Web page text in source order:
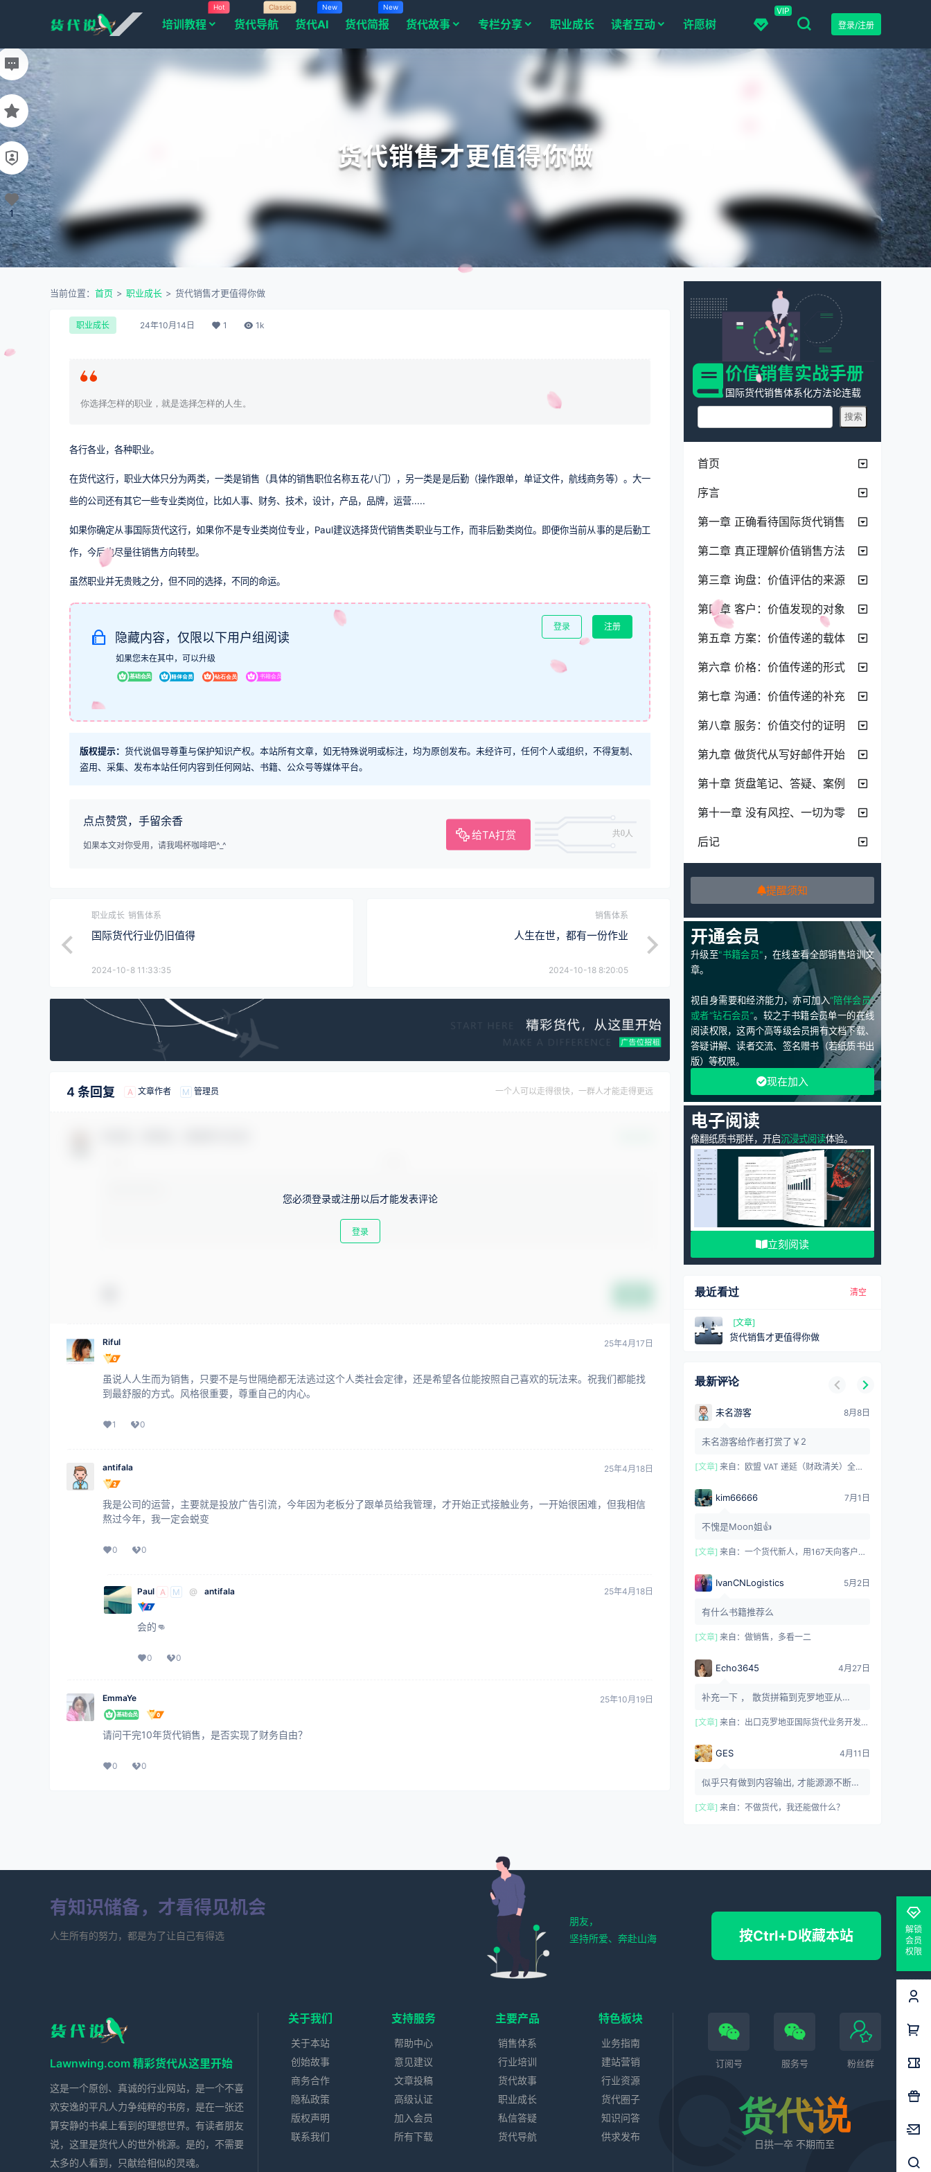
VIP
登录/注册
培训教程
Hot
货代导航
Classic
货代AI
New
货代简报
New
货代故事 专栏分享 职业成长 读者互动 许愿树
货代销售才更值得你做
当前位置： 首页 > 职业成长 > 货代销售才更值得你做
职业成长 24年10月14日 1 1k
你选择怎样的职业，就是选择怎样的人生。
各行各业，各种职业。
在货代这行，职业大体只分为两类，一类是销售（具体的销售职位名称五花八门），另一类是是后勤（操作跟单，单证文件，航线商务等）。大一
些的公司还有其它一些专业类岗位，比如人事、财务、技术，设计，产品，品牌，运营.....
如果你确定从事国际货代这行，如果你不是专业类岗位专业，Paul建议选择货代销售类职业与工作，而非后勤类岗位。即便你当前从事的是后勤工
作，今后也尽量往销售方向转型。
虽然职业并无贵贱之分，但不同的选择，不同的命运。
隐藏内容，仅限以下用户组阅读
如果您未在其中，可以升级
登录 注册
版权提示： 货代说倡导尊重与保护知识产权。本站所有文章，如无特殊说明或标注，均为原创发布。未经许可，任何个人或组织，不得复制、
盗用、采集、发布本站任何内容到任何网站、书籍、公众号等媒体平台。
点点赞赏，手留余香
给TA打赏 共0人
如果本文对你受用，请我喝杯咖啡吧^_^
1
职业成长 销售体系
国际货代行业仍旧值得
2024-10-8 11:33:35
销售体系
人生在世，都有一份作业
2024-10-18 8:20:05
4 条回复 A 文章作者 M 管理员 一个人可以走得很快，一群人才能走得更远
您必须登录或注册以后才能发表评论
登录
Riful 25年4月17日
虽说人人生而为销售，只要不是与世隔绝都无法逃过这个人类社会定律，还是希望各位能按照自己喜欢的玩法来。祝我们都能找
到最舒服的方式。风格很重要，尊重自己的内心。
1 0
antifala 25年4月18日
我是公司的运营，主要就是投放广告引流，今年因为老板分了跟单员给我管理，才开始正式接触业务，一开始很困难，但我相信
熬过今年，我一定会蜕变
0 0
Paul A M @ antifala 25年4月18日
会的👊
0 0
EmmaYe 25年10月19日
请问干完10年货代销售，是否实现了财务自由？
0 0
价值销售实战手册
国际货代销售体系化方法论连载
首页
序言
第一章 正确看待国际货代销售
第二章 真正理解价值销售方法
第三章 询盘：价值评估的来源
第四章 客户：价值发现的对象
第五章 方案：价值传递的载体
第六章 价格：价值传递的形式
第七章 沟通：价值传递的补充
第八章 服务：价值交付的证明
第九章 做货代从写好邮件开始
第十章 货盘笔记、答疑、案例
第十一章 没有风控、一切为零
后记
提醒须知
开通会员
升级至"书籍会员"，在线查看全部销售培训文
章。
视自身需要和经济能力，亦可加入“陪伴会员”
或者“钻石会员”。较之于书籍会员单一的在线
阅读权限，这两个高等级会员拥有文档下载、
答疑讲解、读者交流、签名赠书（若纸质书出
版）等权限。
现在加入
电子阅读
像翻纸质书那样，开启沉浸式阅读体验。
立刻阅读
最近看过 清空
[文章]
货代销售才更值得你做
最新评论
未名游客 8月8日
未名游客给作者打赏了￥2
[文章] 来自： 欧盟 VAT 递延（财政清关）全攻略：概念、优势与合规要点
kim66666 7月1日
不愧是Moon姐👍
[文章] 来自： 一个货代新人，用167天向客户交付价值
IvanCNLogistics 5月2日
有什么书籍推荐么
[文章] 来自： 做销售，多看一二
Echo3645 4月27日
补充一下 ， 散货拼箱到克罗地亚从
在KOPER 支付完毕才安排转运的 ...
[文章] 来自： 出口克罗地亚国际货代业务开发指南
GES 4月11日
似乎只有做到内容输出, 才能源源不断的
命,它其实就是我自身的外显...
[文章] 来自： 不做货代，我还能做什么？
解锁
会员
权限
有知识储备，才看得见机会
人生所有的努力，都是为了让自己有得选 按Ctrl+D收藏本站
朋友，
坚持所爱、奔赴山海
Lawnwing.com 精彩货代从这里开始
这是一个原创、真诚的行业网站，是一个不喜
欢安逸的平凡人力争纯粹的书房，是在一张还
算安静的书桌上看到的理想世界。有读者朋友
说，这里是货代人的世外桃源。是的，不需要
太多的人看到，只献给相似的灵魂。
关于我们
关于本站
创始故事
商务合作
隐私政策
版权声明
联系我们
支持服务
帮助中心
意见建议
文章投稿
高级认证
加入会员
所有下载
主要产品
销售体系
行业培训
货代故事
职业成长
私信答疑
货代导航
特色板块
业务指南
建站营销
行业资源
货代圈子
知识问答
供求发布
订阅号 服务号 粉丝群
货代说
日拱一卒 不期而至